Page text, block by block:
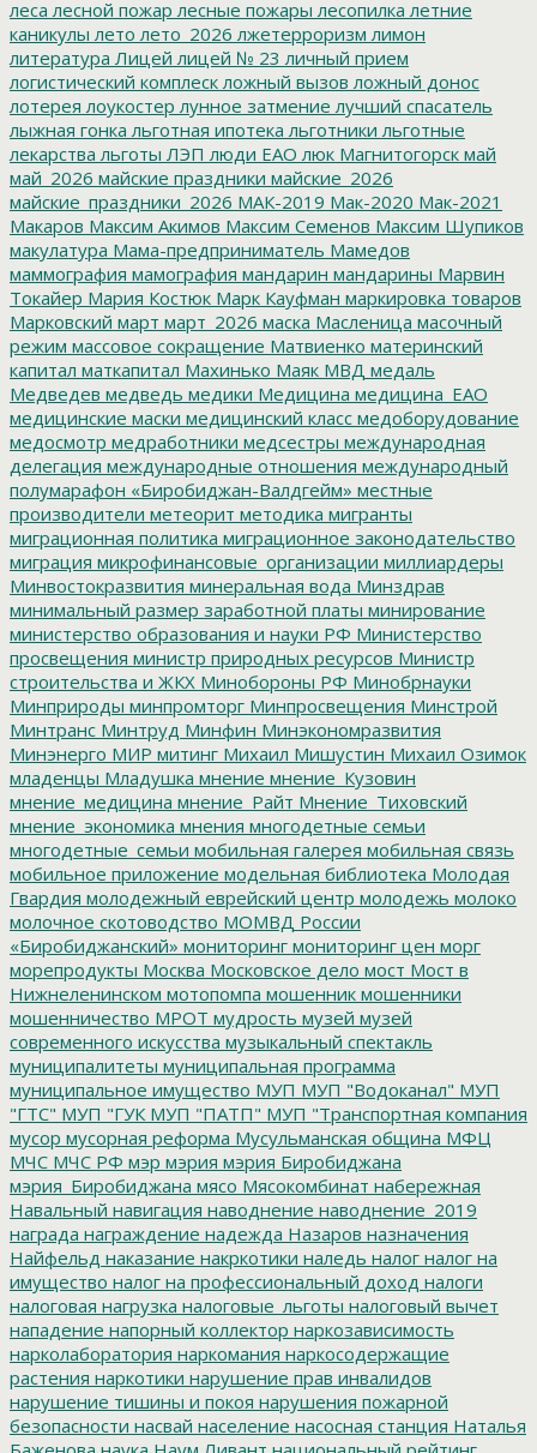
леса лесной пожар лесные пожары лесопилка летние
каникулы лето лето_2026 лжетерроризм лимон
литература Лицей лицей № 23 личный прием
логистический комплеск ложный вызов ложный донос
лотерея лоукостер лунное затмение лучший спасатель
лыжная гонка льготная ипотека льготники льготные
лекарства льготы ЛЭП люди ЕАО люк Магнитогорск май
май_2026 майские праздники майские_2026
майские_праздники_2026 МАК-2019 Мак-2020 Мак-2021
Макаров Максим Акимов Максим Семенов Максим Шупиков
макулатура Мама-предприниматель Мамедов
маммография мамография мандарин мандарины Марвин
Токайер Мария Костюк Марк Кауфман маркировка товаров
Марковский март март_2026 маска Масленица масочный
режим массовое сокращение Матвиенко материнский
капитал маткапитал Махинько Маяк МВД медаль
Медведев медведь медики Медицина медицина_ЕАО
медицинские маски медицинский класс медоборудование
медосмотр медработники медсестры международная
делегация международные отношения международный
полумарафон «Биробиджан-Валдгейм» местные
производители метеорит методика мигранты
миграционная политика миграционное законодательство
миграция микрофинансовые_организации миллиардеры
Минвостокразвития минеральная вода Минздрав
минимальный размер заработной платы минирование
министерство образования и науки РФ Министерство
просвещения министр природных ресурсов Министр
строительства и ЖКХ Минобороны РФ Минобрнауки
Минприроды минпромторг Минпросвещения Минстрой
Минтранс Минтруд Минфин Минэкономразвития
Минэнерго МИР митинг Михаил Мишустин Михаил Озимок
младенцы Младушка мнение мнение_Кузовин
мнение_медицина мнение_Райт Мнение_Тиховский
мнение_экономика мнения многодетные семьи
многодетные_семьи мобильная галерея мобильная связь
мобильное приложение модельная библиотека Молодая
Гвардия молодежный еврейский центр молодежь молоко
молочное скотоводство МОМВД России
«Биробиджанский» мониторинг мониторинг цен морг
морепродукты Москва Московское дело мост Мост в
Нижнеленинском мотопомпа мошенник мошенники
мошенничество МРОТ мудрость музей музей
современного искусства музыкальный спектакль
муниципалитеты муниципальная программа
муниципальное имущество МУП МУП "Водоканал" МУП
"ГТС" МУП "ГУК МУП "ПАТП" МУП "Транспортная компания
мусор мусорная реформа Мусульманская община МФЦ
МЧС МЧС РФ мэр мэрия мэрия Биробиджана
мэрия_Биробиджана мясо Мясокомбинат набережная
Навальный навигация наводнение наводнение_2019
награда награждение надежда Назаров назначения
Найфельд наказание накркотики наледь налог налог на
имущество налог на профессиональный доход налоги
налоговая нагрузка налоговые_льготы налоговый вычет
нападение напорный коллектор наркозависимость
нарколаборатория наркомания наркосодержащие
растения наркотики нарушение прав инвалидов
нарушение тишины и покоя нарушения пожарной
безопасности насвай население насосная станция Наталья